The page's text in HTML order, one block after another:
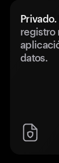
Privado.
registro
datos.